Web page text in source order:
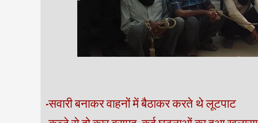
-सवारी बनाकर वाहनों में बैठाकर करते थे लूटपाट